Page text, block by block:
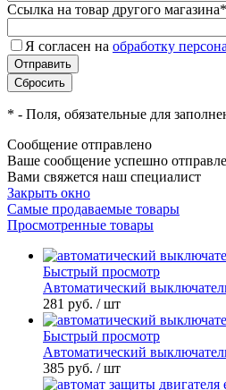
Ссылка на товар другого магазина*
Я согласен на обработку
* - Поля, обязательные для
Сообщение отправлено
Ваше сообщение успешно
Вами свяжется наш специалист
Закрыть окно
Самые продаваемые товары
Просмотренные товары
Быстрый просмотр
Автоматический
281 руб. / шт
Быстрый просмотр
Автоматический
385 руб. / шт